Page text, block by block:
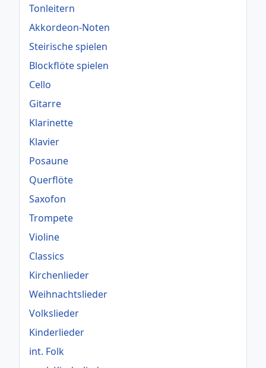
Tonleitern
Akkordeon-Noten
Steirische spielen
Blockflöte spielen
Cello
Gitarre
Klarinette
Klavier
Posaune
Querflöte
Saxofon
Trompete
Violine
Classics
Kirchenlieder
Weihnachtslieder
Volkslieder
Kinderlieder
int. Folk